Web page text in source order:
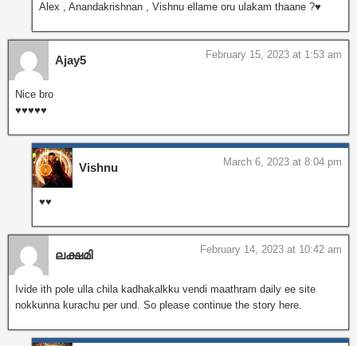
Alex , Anandakrishnan , Vishnu ellame oru ulakam thaane ?♥️
Ajay5 February 15, 2023 at 1:53 am
Nice bro
♥️♥️♥️♥️♥️
Vishnu March 6, 2023 at 8:04 pm
♥️♥️
ലക്ഷമി February 14, 2023 at 10:42 am
Ivide ith pole ulla chila kadhakalkku vendi maathram daily ee site
nokkunna kurachu per und. So please continue the story here.